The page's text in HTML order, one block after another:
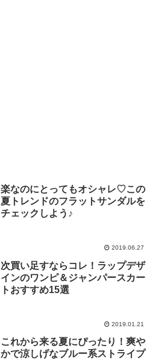
楽なのにとってもオシャレ♡この
夏トレンドのフラットサンダルを
チェックしよう♪
2019.06.27
次買い足すならコレ！ラップデザ
インのワンピ＆ジャンパースカー
トおすすめ15選
2019.01.21
これから来る夏にぴったり！爽や
かで涼しげなブルー系ストライプ